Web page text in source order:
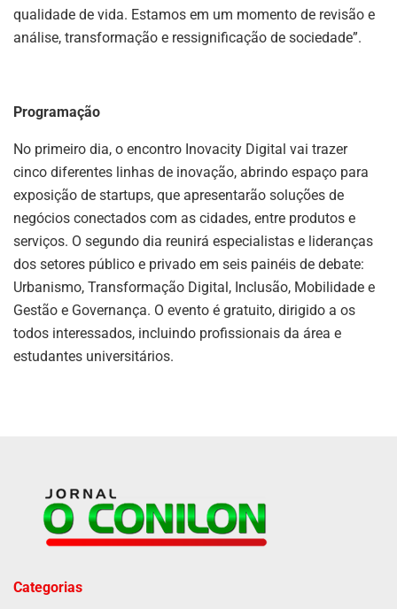
qualidade de vida. Estamos em um momento de revisão e
análise, transformação e ressignificação de sociedade”.
Programação
No primeiro dia, o encontro Inovacity Digital vai trazer
cinco diferentes linhas de inovação, abrindo espaço para
exposição de startups, que apresentarão soluções de
negócios conectados com as cidades, entre produtos e
serviços. O segundo dia reunirá especialistas e lideranças
dos setores público e privado em seis painéis de debate:
Urbanismo, Transformação Digital, Inclusão, Mobilidade e
Gestão e Governança. O evento é gratuito, dirigido a os
todos interessados, incluindo profissionais da área e
estudantes universitários.
Categorias